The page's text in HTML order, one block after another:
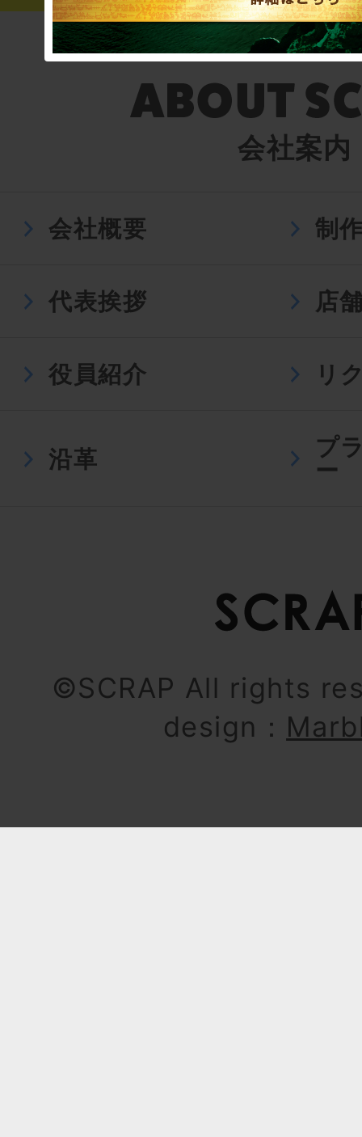
会社案内
会社概要 制
代表挨拶 店
役員紹介 リ
沿革
プ
ー
©SCRAP All rights
design：